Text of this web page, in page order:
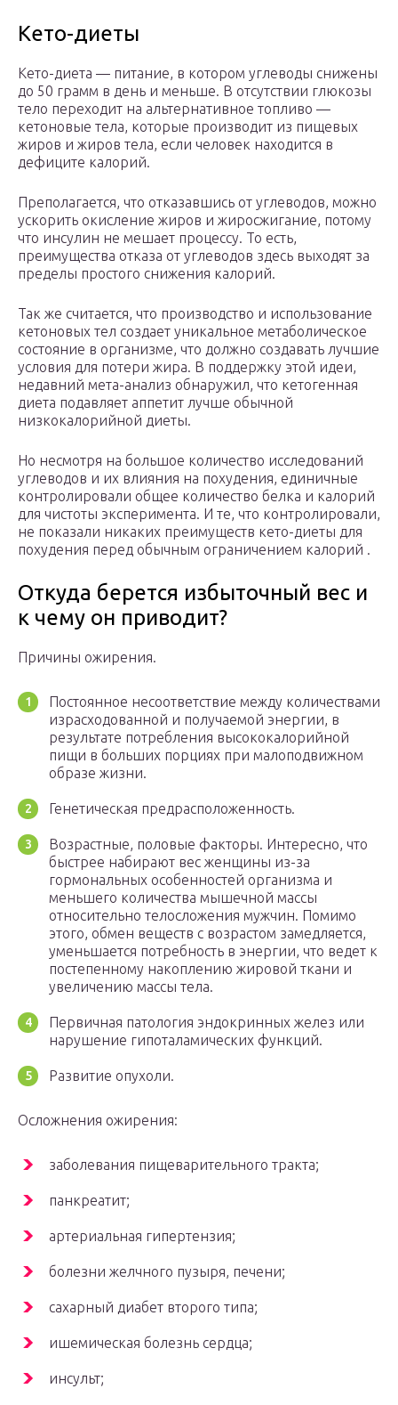
Кето-диеты
Кето-диета — питание, в котором углеводы снижены
до 50 грамм в день и меньше. В отсутствии глюкозы
тело переходит на альтернативное топливо —
кетоновые тела, которые производит из пищевых
жиров и жиров тела, если человек находится в
дефиците калорий.
Преполагается, что отказавшись от углеводов, можно
ускорить окисление жиров и жиросжигание, потому
что инсулин не мешает процессу. То есть,
преимущества отказа от углеводов здесь выходят за
пределы простого снижения калорий.
Так же считается, что производство и использование
кетоновых тел создает уникальное метаболическое
состояние в организме, что должно создавать лучшие
условия для потери жира. В поддержку этой идеи,
недавний мета-анализ обнаружил, что кетогенная
диета подавляет аппетит лучше обычной
низкокалорийной диеты.
Но несмотря на большое количество исследований
углеводов и их влияния на похудения, единичные
контролировали общее количество белка и калорий
для чистоты эксперимента. И те, что контролировали,
не показали никаких преимуществ кето-диеты для
похудения перед обычным ограничением калорий .
Откуда берется избыточный вес и
к чему он приводит?
Причины ожирения.
Постоянное несоответствие между количествами
израсходованной и получаемой энергии, в
результате потребления высококалорийной
пищи в больших порциях при малоподвижном
образе жизни.
Генетическая предрасположенность.
Возрастные, половые факторы. Интересно, что
быстрее набирают вес женщины из-за
гормональных особенностей организма и
меньшего количества мышечной массы
относительно телосложения мужчин. Помимо
этого, обмен веществ с возрастом замедляется,
уменьшается потребность в энергии, что ведет к
постепенному накоплению жировой ткани и
увеличению массы тела.
Первичная патология эндокринных желез или
нарушение гипоталамических функций.
Развитие опухоли.
Осложнения ожирения:
заболевания пищеварительного тракта;
панкреатит;
артериальная гипертензия;
болезни желчного пузыря, печени;
сахарный диабет второго типа;
ишемическая болезнь сердца;
инсульт;